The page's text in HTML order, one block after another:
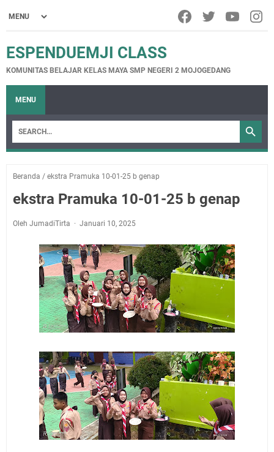
ESPENDUEMJI CLASS
KOMUNITAS BELAJAR KELAS MAYA SMP NEGERI 2 MOJOGEDANG
MENU
Beranda / ekstra Pramuka 10-01-25 b genap
ekstra Pramuka 10-01-25 b genap
Oleh JumadiTirta Januari 10, 2025